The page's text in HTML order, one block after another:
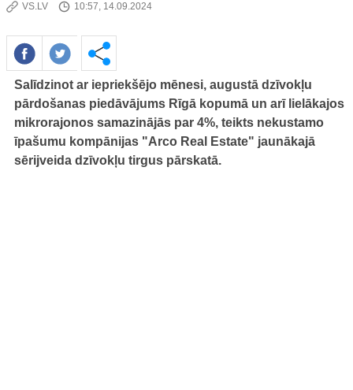
VS.LV 10:57, 14.09.2024
Salīdzinot ar iepriekšējo mēnesi, augustā dzīvokļu
pārdošanas piedāvājums Rīgā kopumā un arī lielākajos
mikrorajonos samazinājās par 4%, teikts nekustamo
īpašumu kompānijas "Arco Real Estate" jaunākajā
sērijveida dzīvokļu tirgus pārskatā.